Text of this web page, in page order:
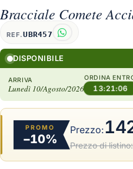
Bracciale Comete
REF.UBR457
DISPONIBILE
ARRIVA
Lunedì 10/Agosto/2026
ORDINA
13:21:05
PROMO
−10%
Prezzo:
Prezzo di